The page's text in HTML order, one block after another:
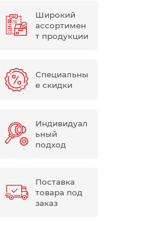
Широкий
ассортимен
т продукции
Специальны
е скидки
Индивидуал
ьный
подход
Поставка
товара под
заказ